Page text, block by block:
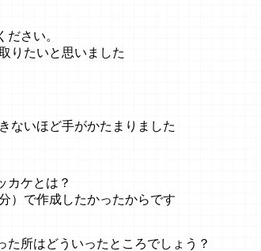
さい。
りたいと思いました
ないほど手がかたまりました
カケとは？
）で作成したかったからです
所はどういったところでしょう？